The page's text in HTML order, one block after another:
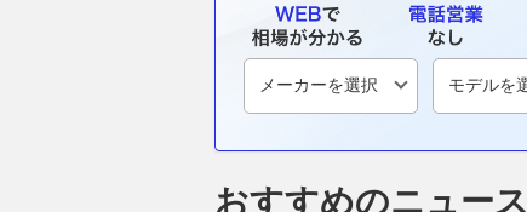
おすすめのニュース